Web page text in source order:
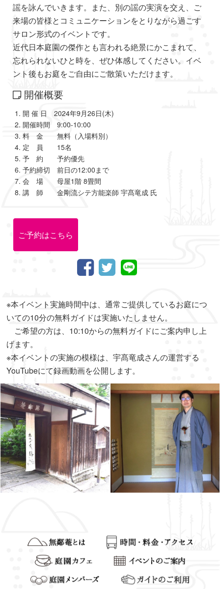
謡を詠んでいきます。また、別の謡の実演を交え、ご
来場の皆様とコミュニケーションをとりながら過ごす
サロン形式のイベントです。
近代日本庭園の傑作とも言われる絶景にかこまれて、
忘れられないひと時を、ぜひ体感してください。イベ
ント後もお庭をご自由にご散策いただけます。
開催概要
開 催 日 2024年9月26日(木)
開催時間 9:00-10:00
料 金 無料（入場料別）
定 員 15名
予 約 予約優先
予約締切 前日の12:00まで
会 場 母屋1階 8畳間
講 師 金剛流シテ方能楽師 宇髙竜成 氏
ご予約はこちら
※本イベント実施時間中は、通常ご提供しているお庭につ
いての10分の無料ガイドは実施いたしません。
ご希望の方は、10:10からの無料ガイドにご案内申し上
げます。
※本イベントの実施の模様は、宇髙竜成さんの運営する
YouTubeにて録画動画を公開します。